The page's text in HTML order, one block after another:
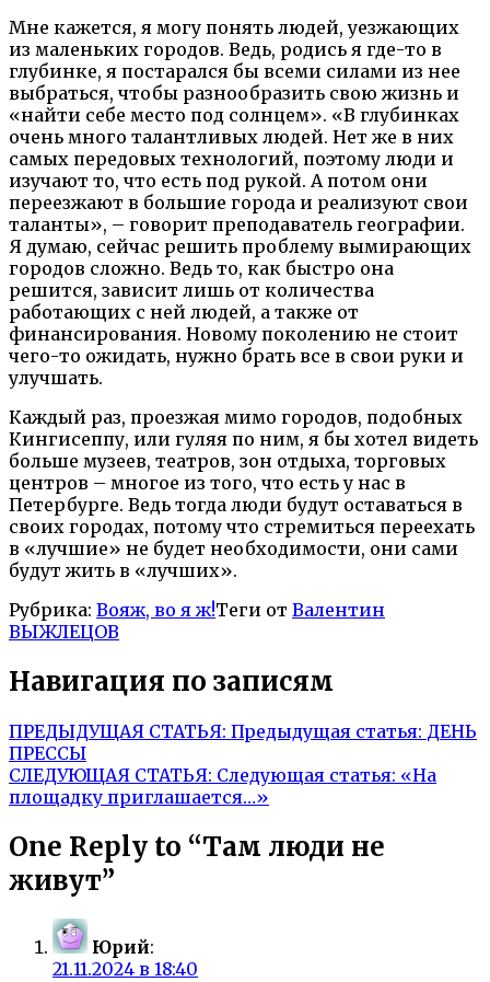
Мне кажется, я могу понять людей, уезжающих
из маленьких городов. Ведь, родись я где-то в
глубинке, я постарался бы всеми силами из нее
выбраться, чтобы разнообразить свою жизнь и
«найти себе место под солнцем». «В глубинках
очень много талантливых людей. Нет же в них
самых передовых технологий, поэтому люди и
изучают то, что есть под рукой. А потом они
переезжают в большие города и реализуют свои
таланты», – говорит преподаватель географии.
Я думаю, сейчас решить проблему вымирающих
городов сложно. Ведь то, как быстро она
решится, зависит лишь от количества
работающих с ней людей, а также от
финансирования. Новому поколению не стоит
чего-то ожидать, нужно брать все в свои руки и
улучшать.
Каждый раз, проезжая мимо городов, подобных
Кингисеппу, или гуляя по ним, я бы хотел видеть
больше музеев, театров, зон отдыха, торговых
центров – многое из того, что есть у нас в
Петербурге. Ведь тогда люди будут оставаться в
своих городах, потому что стремиться переехать
в «лучшие» не будет необходимости, они сами
будут жить в «лучших».
Рубрика: Вояж, во я ж!Теги от Валентин
ВЫЖЛЕЦОВ
Навигация по записям
ПРЕДЫДУЩАЯ СТАТЬЯ: Предыдущая статья: ДЕНЬ
ПРЕССЫ
СЛЕДУЮЩАЯ СТАТЬЯ: Следующая статья: «На
площадку приглашается…»
One Reply to “Там люди не
живут”
Юрий:
21.11.2024 в 18:40